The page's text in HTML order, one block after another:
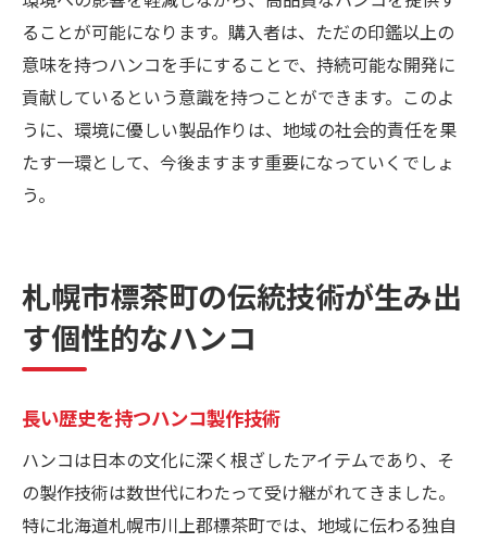
ることが可能になります。購入者は、ただの印鑑以上の
意味を持つハンコを手にすることで、持続可能な開発に
貢献しているという意識を持つことができます。このよ
うに、環境に優しい製品作りは、地域の社会的責任を果
たす一環として、今後ますます重要になっていくでしょ
う。
札幌市標茶町の伝統技術が生み出
す個性的なハンコ
長い歴史を持つハンコ製作技術
ハンコは日本の文化に深く根ざしたアイテムであり、そ
の製作技術は数世代にわたって受け継がれてきました。
特に北海道札幌市川上郡標茶町では、地域に伝わる独自